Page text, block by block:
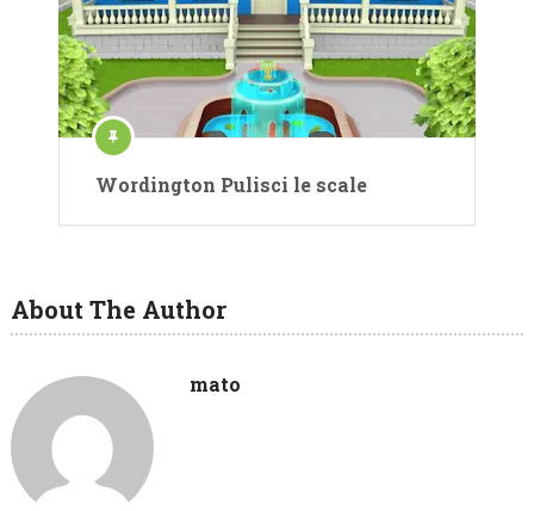
Wordington Pulisci le scale
About The Author
mato